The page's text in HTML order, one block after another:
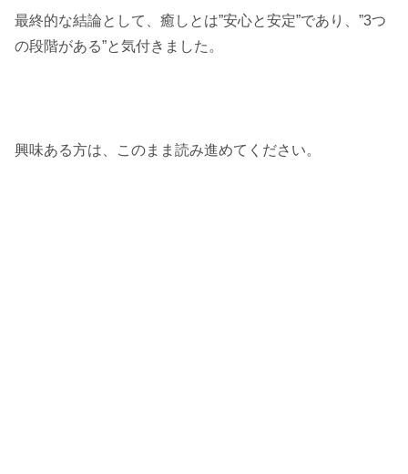
最終的な結論として、癒しとは”安心と安定”であり、”3つ
の段階がある”と気付きました。
興味ある方は、このまま読み進めてください。